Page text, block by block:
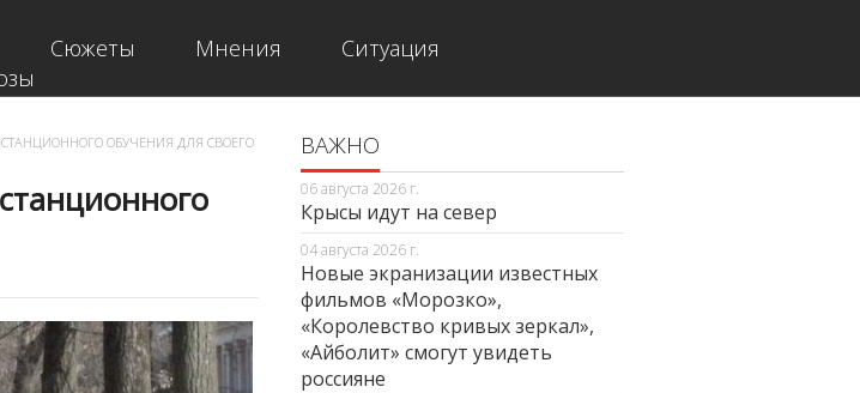
Сюжеты Мнения
Ситуация
ОБУЧЕНИЯ ДЛЯ СВОЕГО
ВАЖНО
06 августа 2026 г.
Крысы идут на север
04 августа 2026 г.
Новые экранизации известных
фильмов «Морозко»,
«Королевство кривых зеркал»,
«Айболит» смогут увидеть
россияне